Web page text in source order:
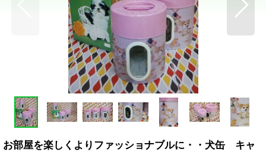
お部屋を楽しくよりファッショナブルに・・犬缶 キャ